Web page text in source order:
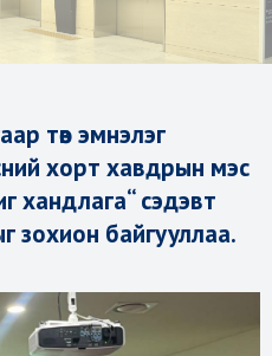
төв эмнэлэг
хорт хавдрын мэс
хандлага“ сэдэвт
зохион байгууллаа.